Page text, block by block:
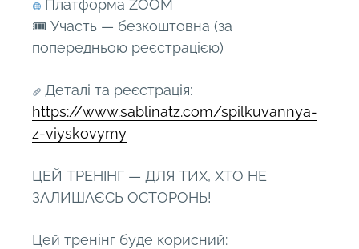
Платформа ZOOM
🎟 Участь — безкоштовна (за
попередньою реєстрацією)
Деталі та реєстрація:
https://www.sablinatz.com/spilkuvannya-
z-viyskovymy
ЦЕЙ ТРЕНІНГ — ДЛЯ ТИХ, ХТО НЕ
ЗАЛИШАЄСЬ ОСТОРОНЬ!
Цей тренінг буде корисний: